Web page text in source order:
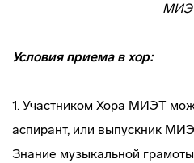
Условия приема в хор:
1. Участником Хора МИЭТ
аспирант, или выпускник
Знание музыкальной